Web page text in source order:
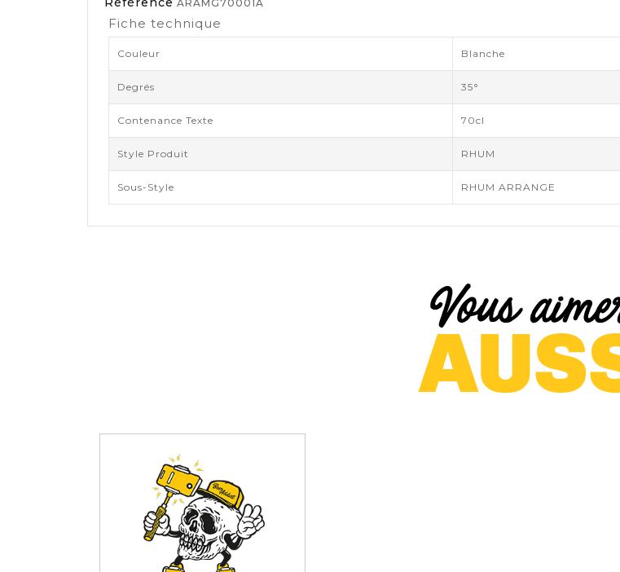
ARAMG70001A
Fiche technique
Couleur Blanche
Degrés 35°
Contenance Texte 70cl
Style Produit RHUM
Sous-Style RHUM ARRANGE